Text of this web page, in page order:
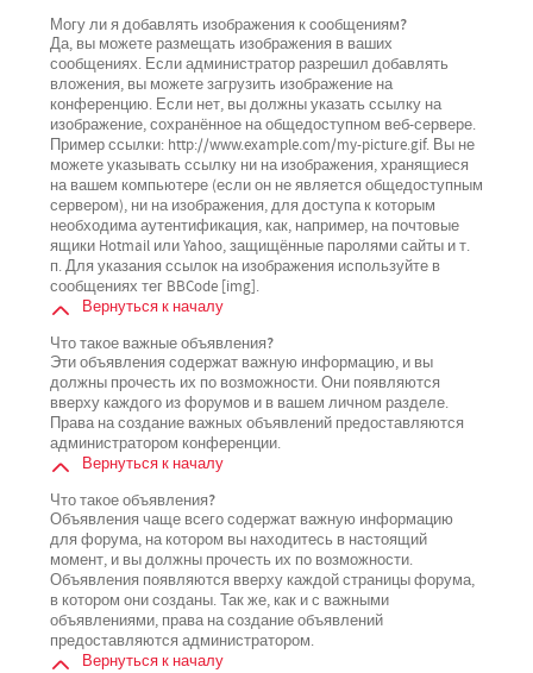
Могу ли я добавлять изображения к сообщениям?
Да, вы можете размещать изображения в ваших
сообщениях. Если администратор разрешил добавлять
вложения, вы можете загрузить изображение на
конференцию. Если нет, вы должны указать ссылку на
изображение, сохранённое на общедоступном веб-сервере.
Пример ссылки: http://www.example.com/my-picture.gif. Вы не
можете указывать ссылку ни на изображения, хранящиеся
на вашем компьютере (если он не является общедоступным
сервером), ни на изображения, для доступа к которым
необходима аутентификация, как, например, на почтовые
ящики Hotmail или Yahoo, защищённые паролями сайты и т.
п. Для указания ссылок на изображения используйте в
сообщениях тег BBCode [img].
Вернуться к началу
Что такое важные объявления?
Эти объявления содержат важную информацию, и вы
должны прочесть их по возможности. Они появляются
вверху каждого из форумов и в вашем личном разделе.
Права на создание важных объявлений предоставляются
администратором конференции.
Вернуться к началу
Что такое объявления?
Объявления чаще всего содержат важную информацию
для форума, на котором вы находитесь в настоящий
момент, и вы должны прочесть их по возможности.
Объявления появляются вверху каждой страницы форума,
в котором они созданы. Так же, как и с важными
объявлениями, права на создание объявлений
предоставляются администратором.
Вернуться к началу